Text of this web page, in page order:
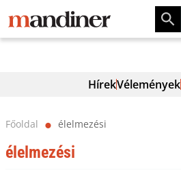
HírekVélemények
Főoldal ⬤ élelmezési
élelmezési